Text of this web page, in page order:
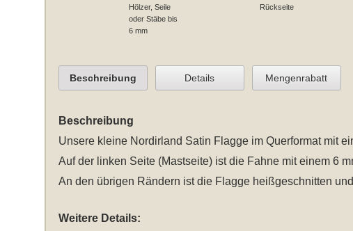
Hölzer, Seile
oder Stäbe bis
6 mm
Rückseite
Beschreibung Details Mengenrabatt
Beschreibung
Unsere kleine Nordirland Satin Flagge im Querformat mit
Auf der linken Seite (Mastseite) ist die Fahne mit einem 6
An den übrigen Rändern ist die Flagge heißgeschnitten
Weitere Details: